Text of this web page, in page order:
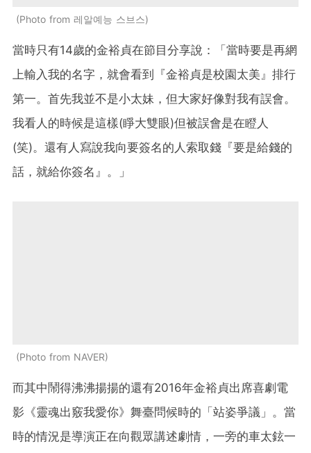
Photo from 레알예능 스브스
當時只有14歲的金裕貞在節目分享說：「當時要是再網
上輸入我的名字，就會看到『金裕貞是校園太美』排行
第一。首先我並不是小太妹，但大家好像對我有誤會。
我看人的時候是這樣(睜大雙眼)但被誤會是在瞪人
(笑)。還有人寫說我向要簽名的人索取錢『要是給錢的
話，就給你簽名』。」
Photo from NAVER
而其中鬧得沸沸揚揚的還有2016年金裕貞出席喜劇電
影《靈魂出竅我愛你》舞臺問候時的「站姿爭議」。當
時的情況是導演正在向觀眾講述劇情，一旁的車太鉉一